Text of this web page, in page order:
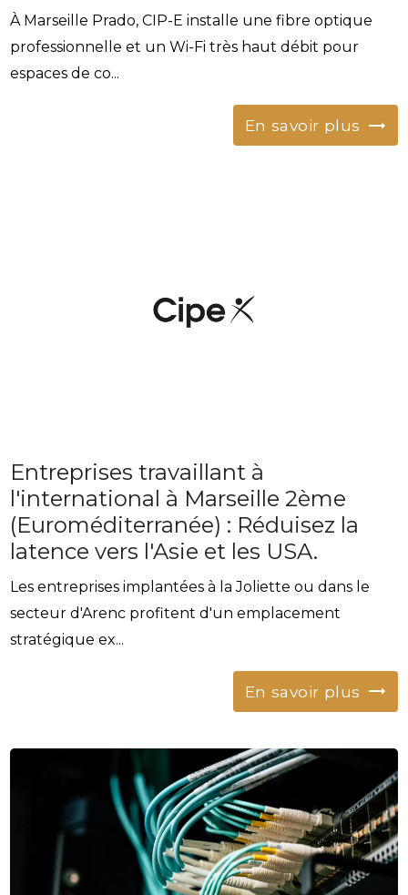
À Marseille Prado, CIP-E installe une fibre optique
professionnelle et un Wi-Fi très haut débit pour
espaces de co...
En savoir plus
Entreprises travaillant à
l'international à Marseille 2ème
(Euroméditerranée) : Réduisez la
latence vers l'Asie et les USA.
Les entreprises implantées à la Joliette ou dans le
secteur d'Arenc profitent d'un emplacement
stratégique ex...
En savoir plus